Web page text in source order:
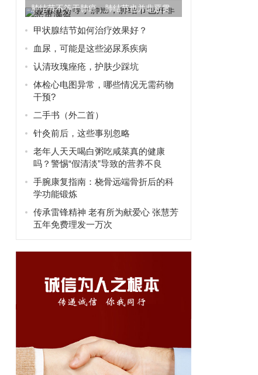
肺结节不等于肺癌，肺结节也并非恶贯
满盈
甲状腺结节如何治疗效果好？
血尿，可能是这些泌尿系疾病
认清玫瑰痤疮，护肤少踩坑
体检心电图异常，哪些情况无需药物
干预?
二手书（外二首）
针灸前后，这些事别忽略
老年人天天喝白粥吃咸菜真的健康
吗？警惕“假清淡”导致的营养不良
手腕康复指南：桡骨远端骨折后的科
学功能锻炼
传承雷锋精神 老有所为献爱心 张慧芳
五年免费理发一万次